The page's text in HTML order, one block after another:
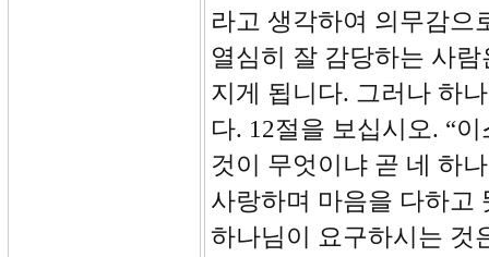
라고 생각하여 의무감으
열심히 잘 감당하는 사
지게 됩니다. 그러나 하
다. 12절을 보십시오. “
것이 무엇이냐 곧 네 하
사랑하며 마음을 다하고
하나님이 요구하시는 것